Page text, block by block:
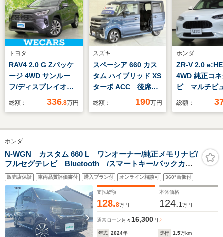
トヨタ
RAV4 2.0 G Zパッケ
ージ 4WD サンルー
フ/ディスプレイオー
ディオ+ナビ9インチ/
トヒーター 前席/パノ
ラミックビューモニタ
ー/車線逸脱防止支援
システム/シート フル
レザー
総額： 336.8万円
スズキ
スペーシア 660 カス
タム ハイブリッド XS
ターボ ACC 後席両
側電動スライドドア
レーキ サーキュレー
レーキ パーキングセ
ンサー LEDヘッドラ
ンプ ハイビームアシ
スト サンシェード
AW
総額： 190万円
ホンダ
ZR-V 2.0
4WD 純正コ
ビ マルチビ
ラシステム
ーター パド
pシート
ート CSRS
総額：
ホンダ
N-WGN カスタム 660 L ワンオーナー/純正メモリナビ/
フルセグテレビ Bluetooth /スマートキー/バックカメ
ラ/プッシュスタート/衝突軽減ブレーキ(CMBS)車線維持
支援システム/路外逸脱抑制機能/クルーズコントロール/ビ
ルトインETC
販売店保証 車両品質評価書付 購入プラン付 オンライン相談可 360°画像付
支払総額
128.8万円
本体価格
124. 1万円
通常ローン 月々 16,300円
年式 2024年 走行 1.5万km